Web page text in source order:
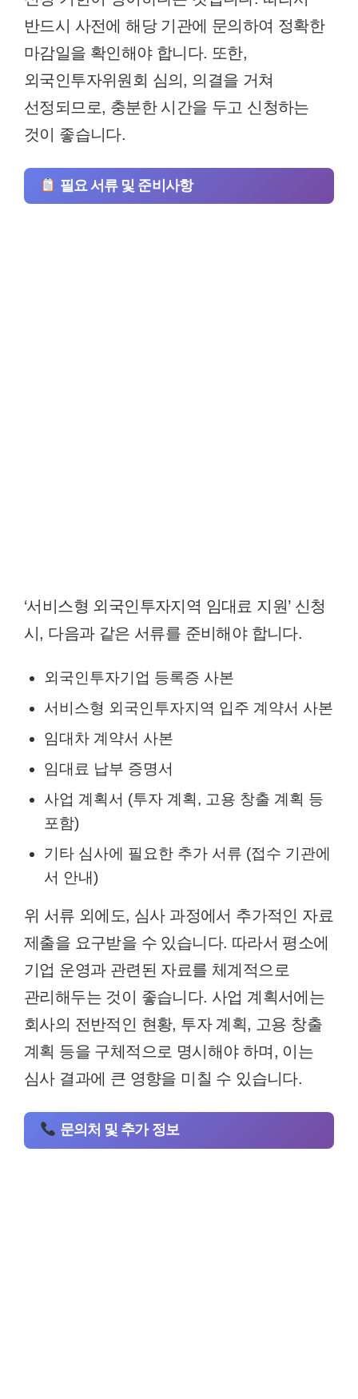
반드시 사전에 해당 기관에 문의하여 정확한
마감일을 확인해야 합니다. 또한,
외국인투자위원회 심의, 의결을 거쳐
선정되므로, 충분한 시간을 두고 신청하는
것이 좋습니다.
필요 서류 및 준비사항
‘서비스형 외국인투자지역 임대료 지원’ 신청
시, 다음과 같은 서류를 준비해야 합니다.
외국인투자기업 등록증 사본
서비스형 외국인투자지역 입주 계약서 사본
임대차 계약서 사본
임대료 납부 증명서
사업 계획서 (투자 계획, 고용 창출 계획 등
포함)
기타 심사에 필요한 추가 서류 (접수 기관에
서 안내)
위 서류 외에도, 심사 과정에서 추가적인 자료
제출을 요구받을 수 있습니다. 따라서 평소에
기업 운영과 관련된 자료를 체계적으로
관리해두는 것이 좋습니다. 사업 계획서에는
회사의 전반적인 현황, 투자 계획, 고용 창출
계획 등을 구체적으로 명시해야 하며, 이는
심사 결과에 큰 영향을 미칠 수 있습니다.
문의처 및 추가 정보